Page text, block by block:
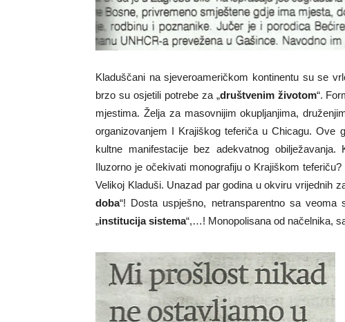
Kladuščani na sjeveroameričkom kontinentu su se
brzo su osjetili potrebe za „društvenim životom“.
mjestima. Želja za masovnijim okupljanjima,
organizovanjem I Krajiškog teferiča u Chicagu. Ove
kultne manifestacije bez adekvatnog
Iluzorno je očekivati monografiju o Krajiškom
Velikoj Kladuši. Unazad par godina u okviru vrijednih
doba“! Dosta uspješno, netransparentno sa
„institucija sistema“,…! Monopolisana od načelnika,